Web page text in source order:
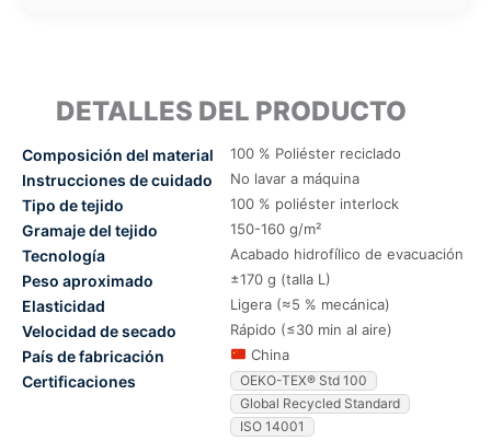
DETALLES DEL PRODUCTO
Composición del material 100 % Poliéster reciclado
Instrucciones de cuidado No lavar a máquina
Tipo de tejido 100 % poliéster interlock
Gramaje del tejido 150-160 g/m²
Tecnología Acabado hidrofílico de evacuación
Peso aproximado ±170 g (talla L)
Elasticidad Ligera (≈5 % mecánica)
Velocidad de secado Rápido (≤30 min al aire)
País de fabricación China
Certificaciones
OEKO-TEX® Std 100
Global Recycled Standard
ISO 14001